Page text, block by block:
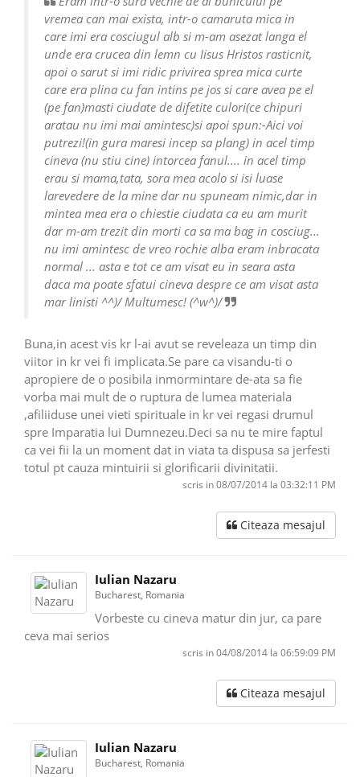
vremea can mai exista, intr-o camaruta mica in
care imi era cosciugul alb si m-am asezat langa el
unde era crucea din lemn cu Iisus Hristos rasticnit,
apoi o sarut si imi ridic privirea sprea mica curte
care era plina cu fan intins pe jos si care avea pe el
(pe fan)masti ciudate de difetite culori(ce chipuri
aratau nu imi mai amintesc)si apoi spun:-Aici voi
putrezi!(in gura maresi incep sa plang) in acel timp
cineva (nu stiu cine) intorcea fanul.... in acel timp
erau si mama,tata, sora mea acolo si isi luase
larevedere de la mine dar nu spuneam nimic,dar in
mintea mea era o chiestie ciudata ca eu am murit
dar m-am trezit din morti ca sa ma bag in cosciug...
nu imi amintesc de vreo rochie alba eram inbracata
normal ... asta e tot ce am visat eu in seara asta
daca ma poate sfatui cineva despre ce am visat asta
mar linisti ^^)/ Multumesc! (^w^)/
Buna,in acest vis kr l-ai avut se reveleaza un timp din
viitor in kr vei fi implicata.Se pare ca visandu-ti o
apropiere de o posibila inmormintare de-ata sa fie
vorba mai mult de o ruptura de lumea materiala
,afiliiduse unei vieti spirituale in kr vei regasi drumul
spre Imparatia lui Dumnezeu.Deci sa nu te mire faptul
ca vei fii la un moment dat in viata ta dispusa sa jerfesti
totul pt cauza mintuirii si glorificarii divinitatii.
scris in 08/07/2014 la 03:32:11 PM
Citeaza mesajul
Iulian Nazaru
Bucharest, Romania
Vorbeste cu cineva matur din jur, ca pare
ceva mai serios
scris in 04/08/2014 la 06:59:09 PM
Citeaza mesajul
Iulian Nazaru
Bucharest, Romania